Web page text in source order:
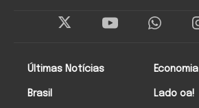
Últimas Notícias
Brasil
Economia
Lado oa!